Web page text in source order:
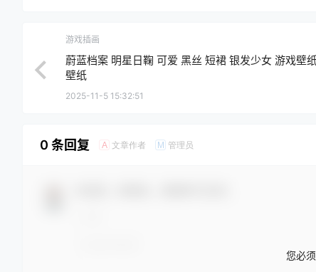
游戏插画
蔚蓝档案 明星日鞠 可爱 黑丝 短裙 银发少女 游戏壁
壁纸
2025-11-5 15:32:51
0 条回复 A 文章作者 M 管理员
您必